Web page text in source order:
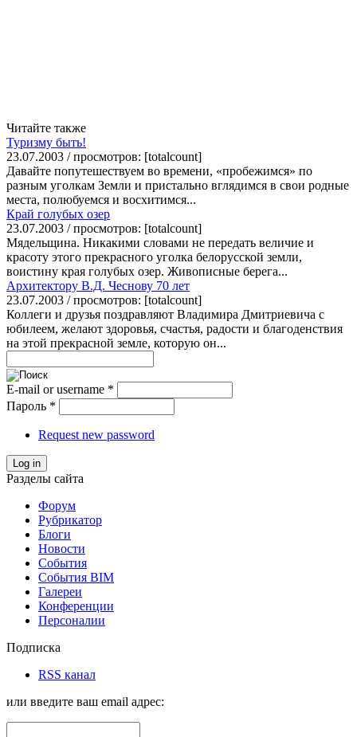
Читайте также
Туризму быть!
23.07.2003 / просмотров: [totalcount]
Давайте попутешествуем во времени, «пробежимся» по
разным уголкам Земли и пристально вглядимся в свои родные
места, полюбуемся и восхитимся...
Край голубых озер
23.07.2003 / просмотров: [totalcount]
Мядельщина. Никакими словами не передать величие и
красоту этого прекрасного уголка белорусской земли,
воистину края голубых озер. Живописные берега...
Архитектору В.Д. Чеснову 70 лет
23.07.2003 / просмотров: [totalcount]
Коллеги и друзья поздравляют Владимира Дмитриевича с
юбилеем, желают здоровья, счастья, радости и благоденствия
на этой прекрасной земле, которую он...
E-mail or username *
Пароль *
Request new password
Log in
Разделы сайта
Форум
Рубрикатор
Блоги
Новости
События
События BIM
Галереи
Конференции
Персоналии
Подписка
RSS канал
или введите ваш email адрес: